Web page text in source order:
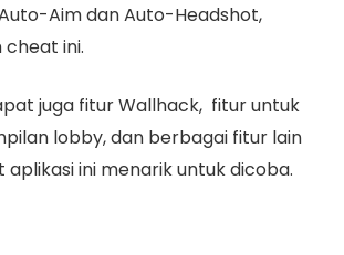
Aim dan Auto-Headshot,
ini.
juga fitur Wallhack, fitur untuk
lobby, dan berbagai fitur lain
ini menarik untuk dicoba.